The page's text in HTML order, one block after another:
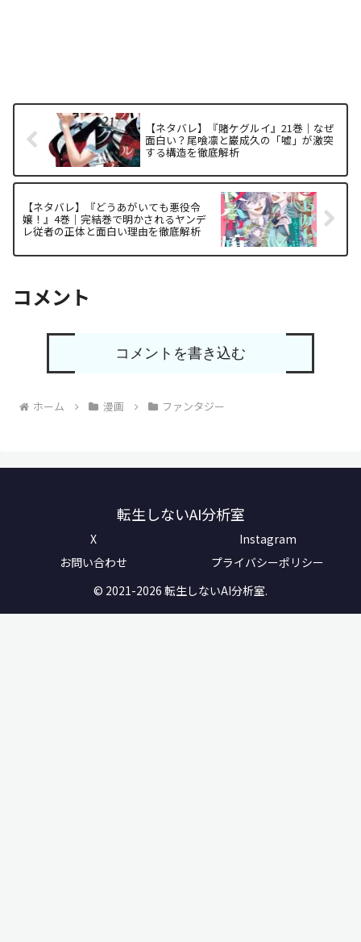
【ネタバレ】『賭ケグルイ』21巻｜なぜ
面白い？尾喰凛と巌成久の「嘘」が激突
する構造を徹底解析
【ネタバレ】『どうあがいても悪役令
嬢！』4巻｜完結巻で明かされるヤンデ
レ従者の正体と面白い理由を徹底解析
コメント
コメントを書き込む
ホーム 漫画 ファンタジー
転生しないAI分析室
X
Instagram
お問い合わせ
プライバシーポリシー
© 2021-2026 転生しないAI分析室.